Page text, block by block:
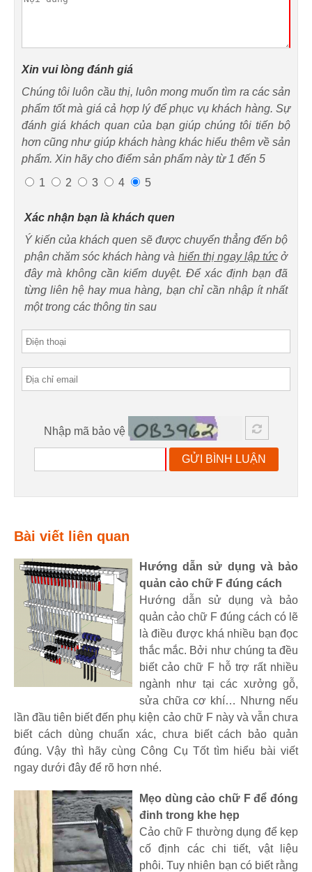
Xin vui lòng đánh giá
Chúng tôi luôn cầu thị, luôn mong muốn tìm ra các sản
phẩm tốt mà giá cả hợp lý để phục vụ khách hàng. Sự
đánh giá khách quan của bạn giúp chúng tôi tiến bộ
hơn cũng như giúp khách hàng khác hiểu thêm về sản
phẩm. Xin hãy cho điểm sản phẩm này từ 1 đến 5
1
2 3 4 5
Xác nhận bạn là khách quen
Ý kiến của khách quen sẽ được chuyển thẳng đến bộ
phận chăm sóc khách hàng và hiển thị ngay lập tứcở
đây mà không cần kiểm duyệt. Để xác định bạn đã
từng liên hệ hay mua hàng, bạn chỉ cần nhập ít nhất
một trong các thông tin sau
Nhập mã bảo vệ
GỬI BÌNH LUẬN
Bài viết liên quan
Hướng dẫn sử dụng và bảo
quản cảo chữ F đúng cách
Hướng dẫn sử dụng và bảo
quản cảo chữ F đúng cách có lẽ
là điều được khá nhiều bạn đọc
thắc mắc. Bởi như chúng ta đều
biết cảo chữ F hỗ trợ rất nhiều
ngành như tại các xưởng gỗ,
sửa chữa cơ khí… Nhưng nếu
lần đầu tiên biết đến phụ kiện cảo chữ F này và vẫn chưa
biết cách dùng chuẩn xác, chưa biết cách bảo quản
đúng. Vậy thì hãy cùng Công Cụ Tốt tìm hiểu bài viết
ngay dưới đây để rõ hơn nhé.
Mẹo dùng cảo chữ F để đóng
đinh trong khe hẹp
Cảo chữ F thường dụng để kẹp
cố định các chi tiết, vật liệu
phôi. Tuy nhiên bạn có biết rằng